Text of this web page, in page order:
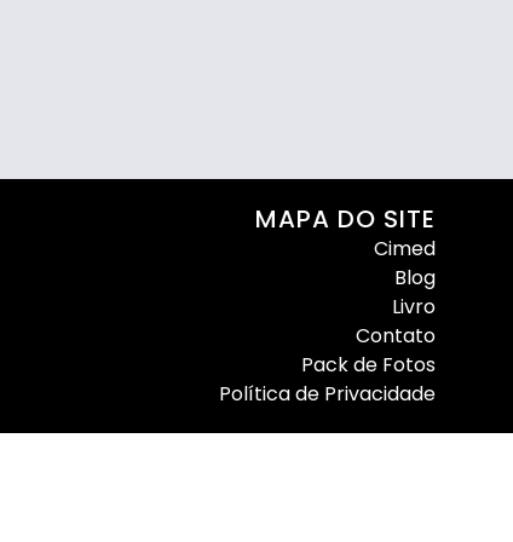
MAPA DO SITE
Cimed
Blog
Livro
Contato
Pack de Fotos
Política de Privacidade